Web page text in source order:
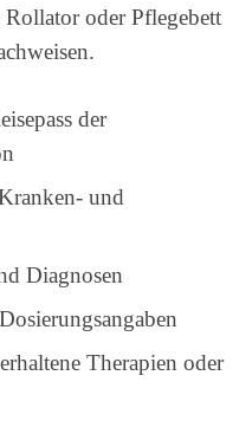
oder Pflegebett
der
und
Diagnosen
Therapien oder